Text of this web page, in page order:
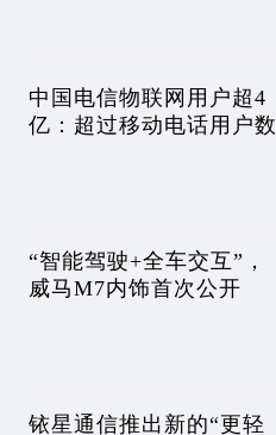
中国电信物联网用户超4
亿：超过移动电话用户数
“智能驾驶+全车交互”，
威马M7内饰首次公开
铱星通信推出新的“更轻